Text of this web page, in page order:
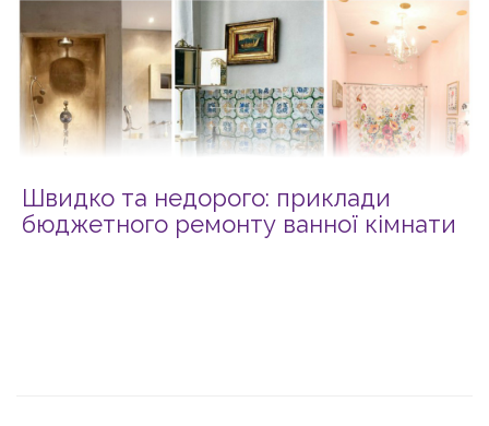
Швидко та недорого: приклади
бюджетного ремонту ванної кімнати